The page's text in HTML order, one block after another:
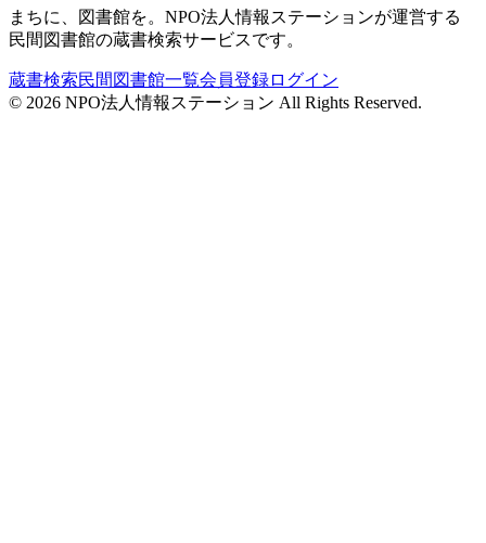
まちに、図書館を。NPO法人情報ステーションが運営する
民間図書館の蔵書検索サービスです。
蔵書検索民間図書館一覧会員登録ログイン
© 2026 NPO法人情報ステーション All Rights Reserved.